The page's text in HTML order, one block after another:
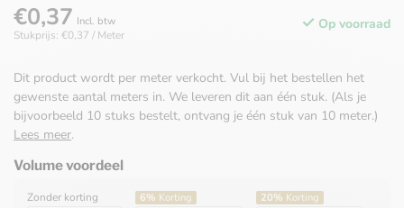
€0,37 Incl. btw
Stukprijs: €0,37 / Meter
Op voorraad
Dit product wordt per meter verkocht. Vul bij het bestellen het
gewenste aantal meters in. We leveren dit aan één stuk. (Als je
bijvoorbeeld 10 stuks bestelt, ontvang je één stuk van 10 meter.)
Lees meer.
Volume voordeel
Zonder korting 6% Korting 20% Korting